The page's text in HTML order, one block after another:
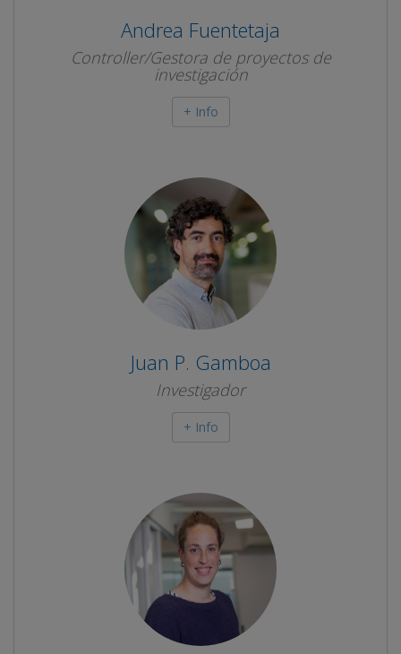
Andrea Fuentetaja
Controller/Gestora de proyectos de
investigación
+ Info
Juan P. Gamboa
Investigador
+ Info